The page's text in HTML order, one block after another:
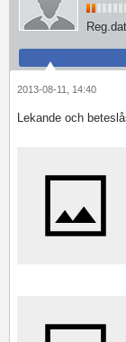
2013-08-11, 14:40
Lekande och